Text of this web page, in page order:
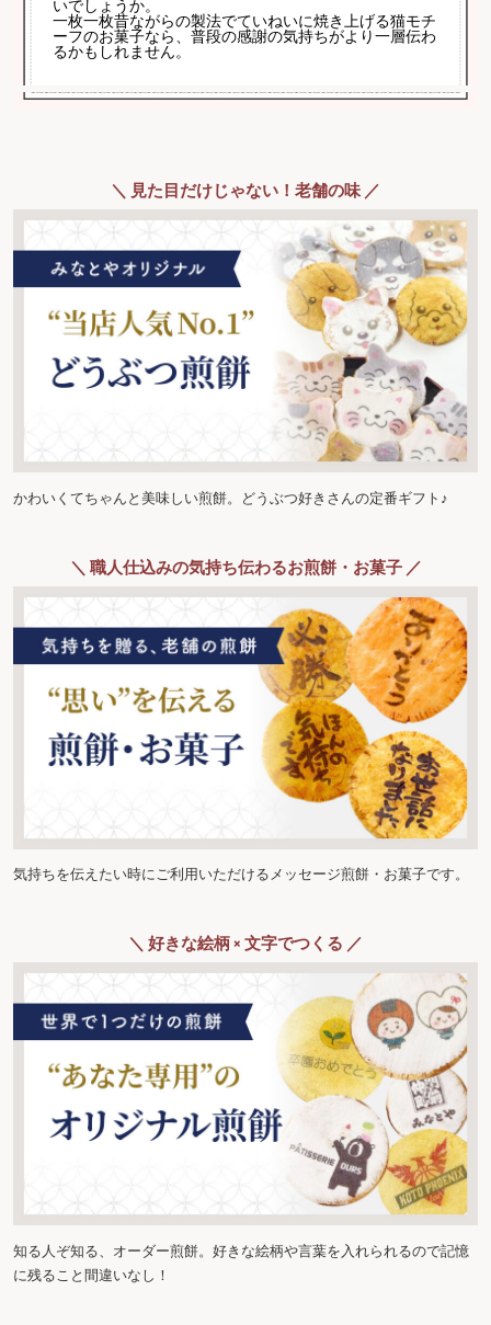
いでしょうか。
一枚一枚昔ながらの製法でていねいに焼き上げる猫モチ
ーフのお菓子なら、普段の感謝の気持ちがより一層伝わ
るかもしれません。
＼ 見た目だけじゃない！老舗の味 ／
かわいくてちゃんと美味しい煎餅。どうぶつ好きさんの定番ギフト♪
＼ 職人仕込みの気持ち伝わるお煎餅・お菓子 ／
気持ちを伝えたい時にご利用いただけるメッセージ煎餅・お菓子です。
＼ 好きな絵柄 × 文字でつくる ／
知る人ぞ知る、オーダー煎餅。好きな絵柄や言葉を入れられるので記憶
に残ること間違いなし！